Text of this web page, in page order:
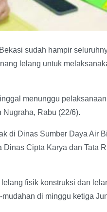
sudah hampir
lelang untuk
menunggu
Rabu (22/6).
di Dinas Sumber Daya Air
Cipta Karya dan Tata
fisik konstruksi dan
di minggu ketiga